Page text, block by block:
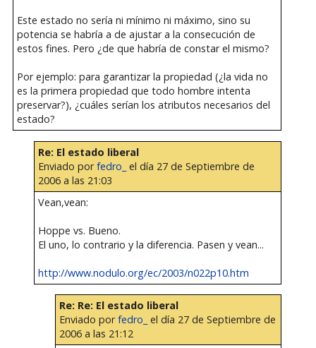
Este estado no sería ni mínimo ni máximo, sino su
potencia se habría a de ajustar a la consecución de
estos fines. Pero ¿de que habría de constar el mismo?
Por ejemplo: para garantizar la propiedad (¿la vida no
es la primera propiedad que todo hombre intenta
preservar?), ¿cuáles serían los atributos necesarios del
estado?
Re: El estado liberal
Enviado porfedro_ el día 27 de Septiembre de
2006 a las 21:03
Vean,vean:
Hoppe vs. Bueno.
El uno, lo contrario y la diferencia. Pasen y vean...
http://www.nodulo.org/ec/2003/n022p10.htm
Re: Re: El estado liberal
Enviado porfedro_ el día 27 de Septiembre de
2006 a las 21:12